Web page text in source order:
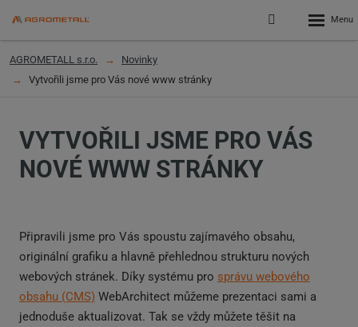
Přihlášení
do
menu
AGROMETALL s.r.o.
Novinky
Vytvořili jsme pro Vás nové www stránky
VYTVOŘILI JSME PRO VÁS
NOVÉ WWW STRÁNKY
Připravili jsme pro Vás spoustu zajímavého obsahu,
originální grafiku a hlavně přehlednou strukturu nových
webových stránek. Díky systému pro správu webového
obsahu (CMS) WebArchitect můžeme prezentaci sami a
jednoduše aktualizovat. Tak se vždy můžete těšit na